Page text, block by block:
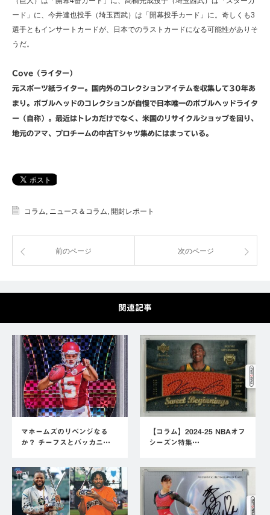
ード」に、今井達也投手（埼玉西武）は「開幕投手カード」に。奇しくも3
選手ともインサートカードが、日本でのラストカードになる可能性がありそ
うだ。
Cove（ライター）
元スポーツ紙ライター。国内外のコレクションアイテムを収集して30年あ
まり。ボブルヘッドのコレクションが自慢で日本唯一のボブルヘッドライタ
ー（自称）。最近はトレカだけでなく、米国のリサイクルショップを回り、
地元のアマ、プロチームの中古Tシャツ集めにはまっている。
コラム ニュース＆コラム 開封レポート
前のページ 次のページ
関連記事
マホームズのリベンジなる
か？ チーフスとバッカニ…
【コラム】2024-25 NBAオフ
シーズン特集…